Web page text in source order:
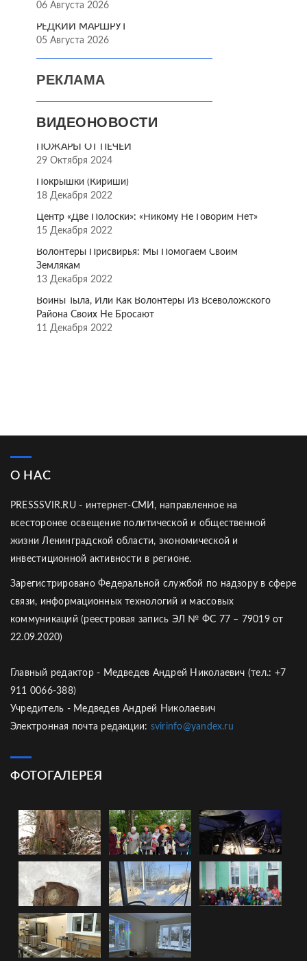
06 Августа 2026
РЕДКИЙ МАРШРУТ
05 Августа 2026
РЕКЛАМА
ВИДЕОНОВОСТИ
ПОЖАРЫ ОТ ПЕЧЕЙ
29 Октября 2024
Покрышки (Кириши)
18 Декабря 2022
Центр «Две Полоски»: «Никому Не Говорим Нет»
15 Декабря 2022
Волонтёры Присвирья: Мы Помогаем Своим
Землякам
13 Декабря 2022
Воины Тыла, Или Как Волонтёры Из Всеволожского
Района Своих Не Бросают
11 Декабря 2022
О НАС
PRESSSVIR.RU - интернет-СМИ, направленное на
всесторонее освещение политической и общественной
жизни Ленинградской области, экономической и
инвестиционной активности в регионе.
Зарегистрировано Федеральной службой по надзору в сфере
связи, информационных технологий и массовых
коммуникаций (реестровая запись ЭЛ № ФС 77 – 79019 от
22.09.2020)
Главный редактор - Медведев Андрей Николаевич (тел.: +7
911 0066-388)
Учредитель - Медведев Андрей Николаевич
Электронная почта редакции: svirinfo@yandex.ru
ФОТОГАЛЕРЕЯ